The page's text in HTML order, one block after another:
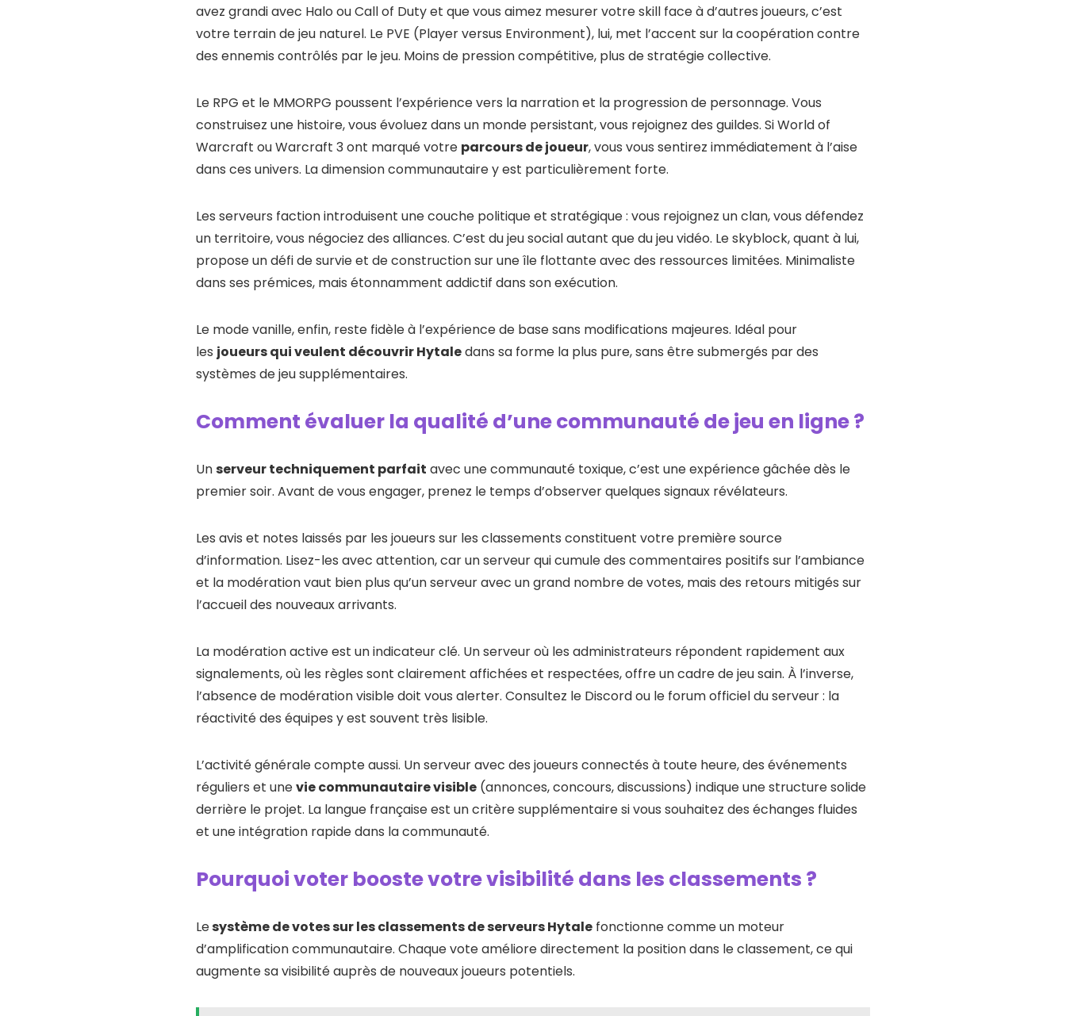
avez grandi avec Halo ou Call of Duty et que vous aimez mesurer votre skill face à d’autres joueurs, c’est
votre terrain de jeu naturel. Le PVE (Player versus Environment), lui, met l’accent sur la coopération contre
des ennemis contrôlés par le jeu. Moins de pression compétitive, plus de stratégie collective.
Le RPG et le MMORPG poussent l’expérience vers la narration et la progression de personnage. Vous
construisez une histoire, vous évoluez dans un monde persistant, vous rejoignez des guildes. Si World of
Warcraft ou Warcraft 3 ont marqué votre parcours de joueur, vous vous sentirez immédiatement à l’aise
dans ces univers. La dimension communautaire y est particulièrement forte.
Les serveurs faction introduisent une couche politique et stratégique : vous rejoignez un clan, vous défendez
un territoire, vous négociez des alliances. C’est du jeu social autant que du jeu vidéo. Le skyblock, quant à lui,
propose un défi de survie et de construction sur une île flottante avec des ressources limitées. Minimaliste
dans ses prémices, mais étonnamment addictif dans son exécution.
Le mode vanille, enfin, reste fidèle à l’expérience de base sans modifications majeures. Idéal pour
les joueurs qui veulent découvrir Hytaledans sa forme la plus pure, sans être submergés par des
systèmes de jeu supplémentaires.
Comment évaluer la qualité d’une communauté de jeu en ligne ?
Unserveur techniquement parfait avec une communauté toxique, c’est une expérience gâchée dès le
premier soir. Avant de vous engager, prenez le temps d’observer quelques signaux révélateurs.
Les avis et notes laissés par les joueurs sur les classements constituent votre première source
d’information. Lisez-les avec attention, car un serveur qui cumule des commentaires positifs sur l’ambiance
et la modération vaut bien plus qu’un serveur avec un grand nombre de votes, mais des retours mitigés sur
l’accueil des nouveaux arrivants.
La modération active est un indicateur clé. Un serveur où les administrateurs répondent rapidement aux
signalements, où les règles sont clairement affichées et respectées, offre un cadre de jeu sain. À l’inverse,
l’absence de modération visible doit vous alerter. Consultez le Discord ou le forum officiel du serveur : la
réactivité des équipes y est souvent très lisible.
L’activité générale compte aussi. Un serveur avec des joueurs connectés à toute heure, des événements
réguliers et unevie communautaire visible (annonces, concours, discussions) indique une structure solide
derrière le projet. La langue française est un critère supplémentaire si vous souhaitez des échanges fluides
et une intégration rapide dans la communauté.
Pourquoi voter booste votre visibilité dans les classements ?
Lesystème de votes sur les classements de serveurs Hytale fonctionne comme un moteur
d’amplification communautaire. Chaque vote améliore directement la position dans le classement, ce qui
augmente sa visibilité auprès de nouveaux joueurs potentiels.